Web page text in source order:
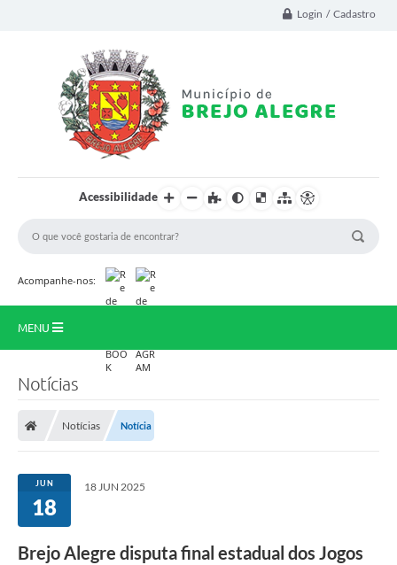
Login / Cadastro
Acessibilidade
Acompanhe-nos:
MENU
Diário Oficial
Editais
Notícias
Notícias Notícia
JUN
18
18 JUN 2025
Brejo Alegre disputa final estadual dos Jogos